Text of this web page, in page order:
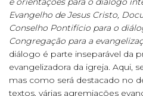
Evangelho de Jesus Cristo,
Conselho Pontifício para o
Congregação para a
diálogo é parte inseparável da
evangelizadora da igreja. Aqui,
mas como será destacado no
textos, várias agremiações